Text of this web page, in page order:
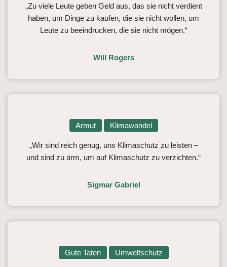
„Zu viele Leute geben Geld aus, das sie nicht verdient
haben, um Dinge zu kaufen, die sie nicht wollen, um
Leute zu beeindrucken, die sie nicht mögen.“
Will Rogers
Armut Klimawandel
„Wir sind reich genug, uns Klimaschutz zu leisten –
und sind zu arm, um auf Klimaschutz zu verzichten.“
Sigmar Gabriel
Gute Taten Umweltschutz